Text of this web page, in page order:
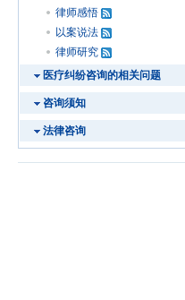
律师感悟
以案说法
律师研究
医疗纠纷咨询的相关问题
咨询须知
法律咨询